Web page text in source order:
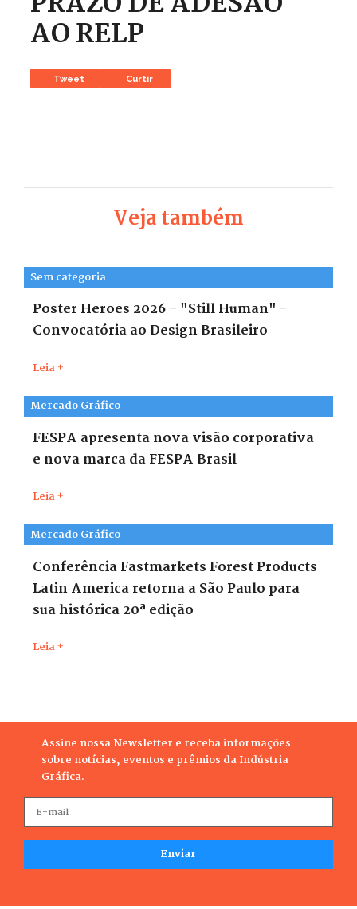
AO RELP
Tweet Curtir
Veja também
Sem categoria
Poster Heroes 2026 – "Still Human" -
Convocatória ao Design Brasileiro
Leia +
Mercado Gráfico
FESPA apresenta nova visão corporativa
e nova marca da FESPA Brasil
Leia +
Mercado Gráfico
Conferência Fastmarkets Forest Products
Latin America retorna a São Paulo para
sua histórica 20ª edição
Leia +
Assine nossa Newsletter e receba informações
sobre notícias, eventos e prêmios da Indústria
Gráfica.